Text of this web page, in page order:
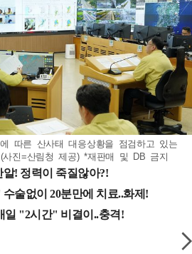
따른 산사태 대응상황을 점검하고 있는
사진=산림청 제공) *재판매 및 DB 금지